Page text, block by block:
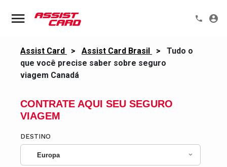
Assist Card > Assist Card Brasil >
Tudo o
que você precise saber sobre seguro
viagem Canadá
CONTRATE AQUI SEU SEGURO
VIAGEM
DESTINO
Europa